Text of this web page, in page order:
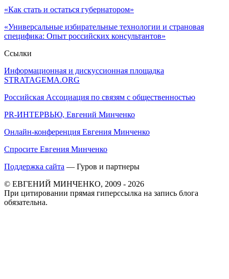
«Как стать и остаться губернатором»
«Универсальные избирательные технологии и страновая
специфика: Опыт российских консультантов»
Ссылки
Информационная и дискуссионная площадка
STRATAGEMA.ORG
Российская Ассоциация по связям с общественностью
PR-ИНТЕРВЬЮ, Евгений Минченко
Онлайн-конференция Евгения Минченко
Спросите Евгения Минченко
Поддержка сайта — Гуров и партнеры
© ЕВГЕНИЙ МИНЧЕНКО, 2009 - 2026
При цитировании прямая гиперссылка на запись блога
обязательна.